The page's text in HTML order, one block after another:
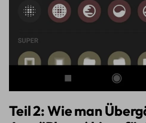
Teil 2: Wie man